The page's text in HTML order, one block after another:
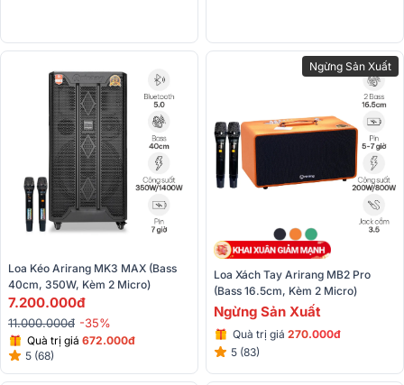
Loa Kéo Arirang MK3 MAX (Bass
40cm, 350W, Kèm 2 Micro)
7.200.000đ
11.000.000đ -35%
Quà trị giá 672.000đ
5 (68)
Ngừng Sản Xuất
Loa Xách Tay Arirang MB2 Pro
(Bass 16.5cm, Kèm 2 Micro)
Ngừng Sản Xuất
Quà trị giá 270.000đ
5 (83)